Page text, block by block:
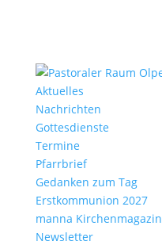
Aktu­elles
Nach­richten
Gottes­dienste
Termine
Pfarr­brief
Gedanken zum Tag
Erst­kom­mu­nion 2027
manna Kirchen­ma­gazin
News­letter